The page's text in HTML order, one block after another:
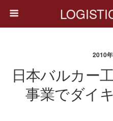
2010
日本バルカー
事業でダイ